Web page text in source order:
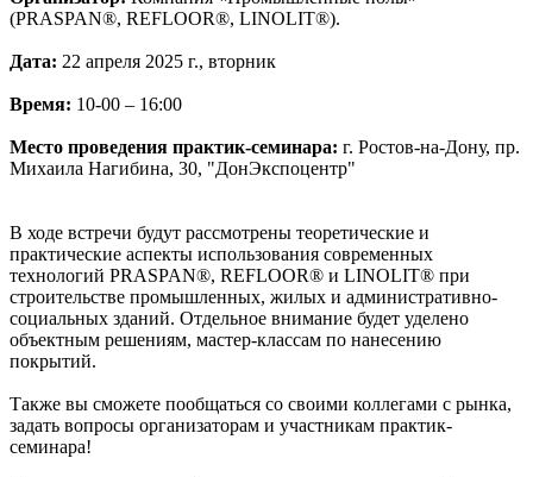
(PRASPAN®, REFLOOR®, LINOLIT®).
Дата: 22 апреля 2025 г., вторник
Время: 10-00 – 16:00
Место проведения практик-семинара: г. Ростов-на-Дону, пр.
Михаила Нагибина, 30, "ДонЭкспоцентр"
В ходе встречи будут рассмотрены теоретические и
практические аспекты использования современных
технологий PRASPAN®, REFLOOR® и LINOLIT® при
строительстве промышленных, жилых и административно-
социальных зданий. Отдельное внимание будет уделено
объектным решениям, мастер-классам по нанесению
покрытий.
Также вы сможете пообщаться со своими коллегами с рынка,
задать вопросы организаторам и участникам практик-
семинара!